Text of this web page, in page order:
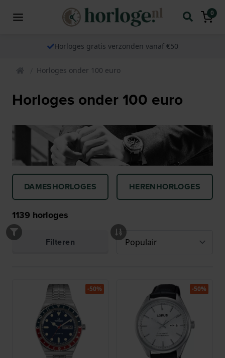
0
Horloges gratis verzonden vanaf €50
Horloges onder 100 euro
Horloges onder 100 euro
DAMESHORLOGES HERENHORLOGES
1139 horloges
Filteren
-50% -50%